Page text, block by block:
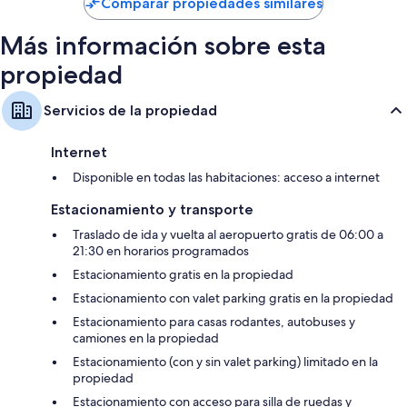
Baños con amenidades de baño de diseñador y regaderas
Televisiones de alta definición de 50 pulgadas con canales de
televisión premium
Armarios o clósets, reciclaje y cafeteras
$104
Más información sobre esta
propiedad
Servicios de la propiedad
Internet
Disponible en todas las habitaciones: acceso a internet
Estacionamiento y transporte
Traslado de ida y vuelta al aeropuerto gratis de 06:00 a
21:30 en horarios programados
Estacionamiento gratis en la propiedad
Estacionamiento con valet parking gratis en la propiedad
Estacionamiento para casas rodantes, autobuses y
camiones en la propiedad
Estacionamiento (con y sin valet parking) limitado en la
propiedad
Estacionamiento con acceso para silla de ruedas y